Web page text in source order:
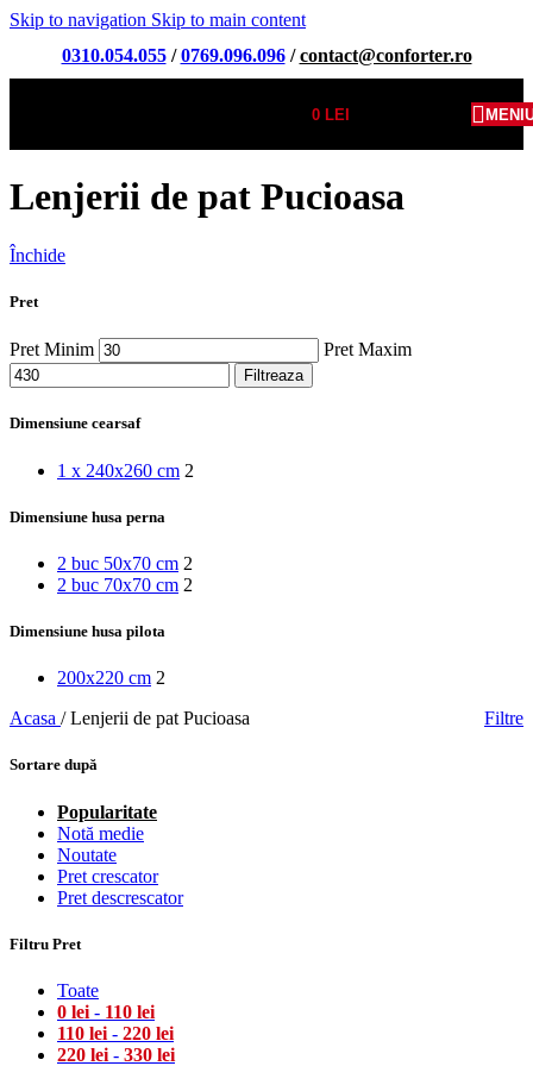
Skip to navigation Skip to main content
0310.054.055/0769.096.096/contact@conforter.ro
0LEI
Lenjerii de pat Pucioasa
Închide
Pret
Pret Minim Pret Maxim
Filtreaza
Dimensiune cearsaf
1 x 240x260 cm 2
Dimensiune husa perna
2 buc 50x70 cm 2
2 buc 70x70 cm 2
Dimensiune husa pilota
200x220 cm 2
Acasa / Lenjerii de pat Pucioasa Filtre
Sortare după
Popularitate
Notă medie
Noutate
Pret crescator
Pret descrescator
Filtru Pret
Toate
0 lei - 110 lei
110 lei - 220 lei
220 lei - 330 lei